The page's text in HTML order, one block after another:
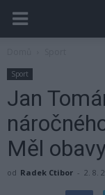
Sport
Jan
Měl
od Radek Ctibor - 2. 8.